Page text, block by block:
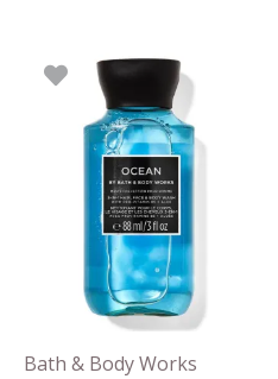
Bath & Body Works